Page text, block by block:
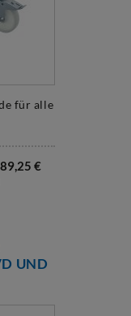
für alle
89,25 €
UND